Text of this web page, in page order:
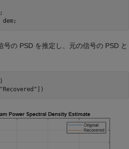
号の PSD を推定し、元の信号の PSD と
"Recovered" ])